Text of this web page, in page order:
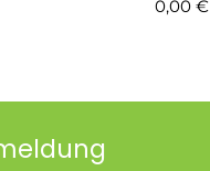
0,00 €